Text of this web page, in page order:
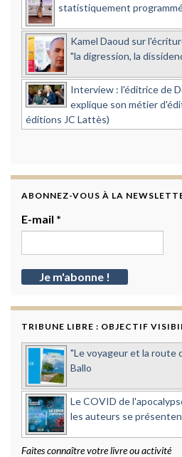
statistiquement
Kamel Daoud sur
"la digression, la
Interview : l'éditrice de
explique son métier
éditions JC Lattès)
ABONNEZ-VOUS À LA
E-mail *
TRIBUNE LIBRE : OBJECTIF
"Le voyageur et la route
Ballo
Le COVID de
les auteurs se
Faites connaître votre livre ou activité